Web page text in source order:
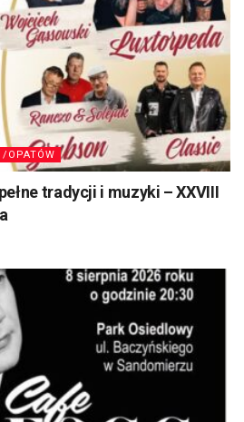
OPATÓW
tradycji i muzyki – XXVIII